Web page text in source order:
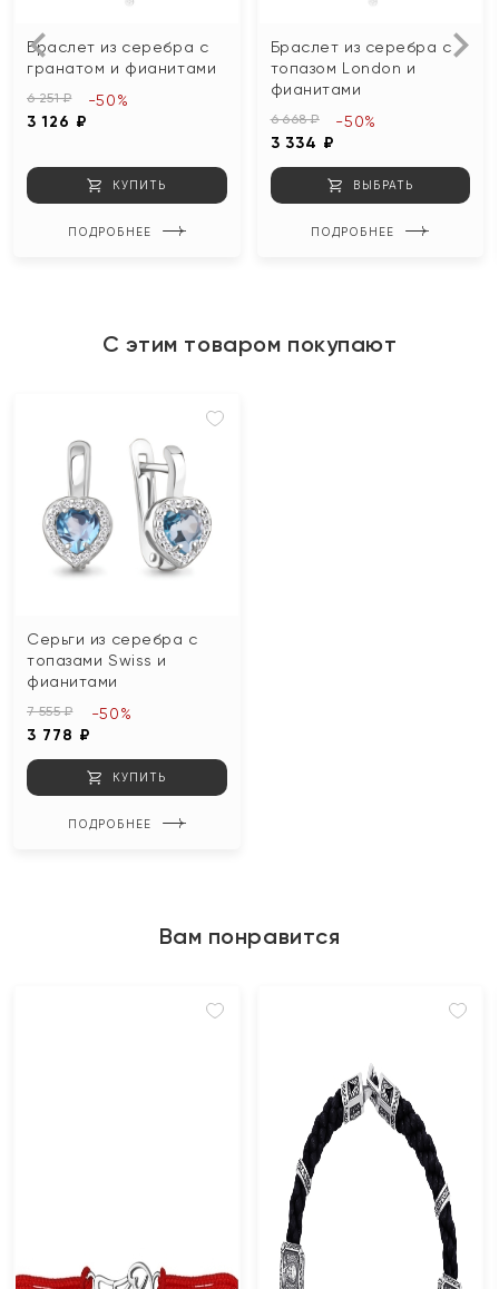
Браслет из серебра с
гранатом и фианитами
6 251 ₽
3 126 ₽
-50%
КУПИТЬ
ПОДРОБНЕЕ
Браслет из серебра с
топазом London и
фианитами
6 668 ₽
3 334 ₽
-50%
ВЫБРАТЬ
ПОДРОБНЕЕ
С этим товаром покупают
Серьги из серебра с
топазами Swiss и
фианитами
7 555 ₽
3 778 ₽
-50%
КУПИТЬ
ПОДРОБНЕЕ
Вам понравится